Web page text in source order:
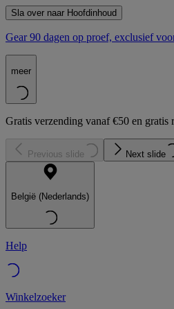
Sla over naar Hoofdinhoud
Gear 90 dagen op proef, exclusief
meer
Gratis verzending vanaf €50 en gratis
Previous slide Next slide
België (Nederlands)
Help
Winkelzoeker